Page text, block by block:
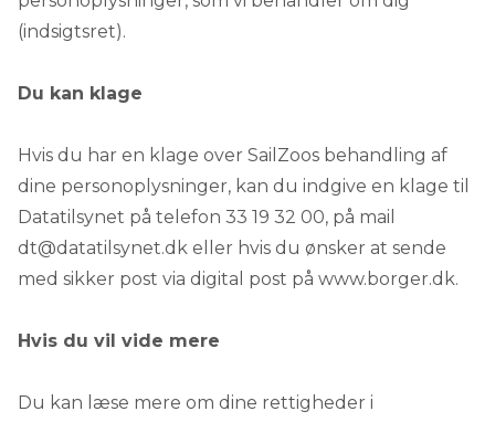
(indsigtsret).
Du kan klage
Hvis du har en klage over SailZoos behandling af
dine personoplysninger, kan du indgive en klage til
Datatilsynet på telefon 33 19 32 00, på mail
dt@datatilsynet.dk eller hvis du ønsker at sende
med sikker post via digital post på www.borger.dk.
Hvis du vil vide mere
Du kan læse mere om dine rettigheder i